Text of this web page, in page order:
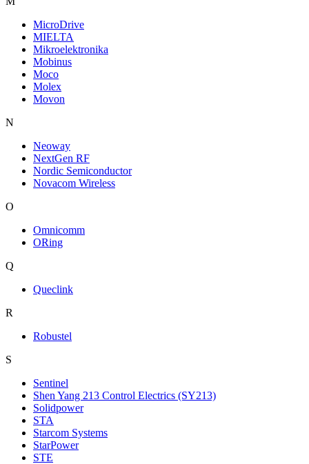
MicroDrive
MIELTA
Mikroelektronika
Mobinus
Moco
Molex
Movon
N
Neoway
NextGen RF
Nordic Semiconductor
Novacom Wireless
O
Omnicomm
ORing
Q
Queclink
R
Robustel
S
Sentinel
Shen Yang 213 Control Electrics (SY213)
Solidpower
STA
Starcom Systems
StarPower
STE